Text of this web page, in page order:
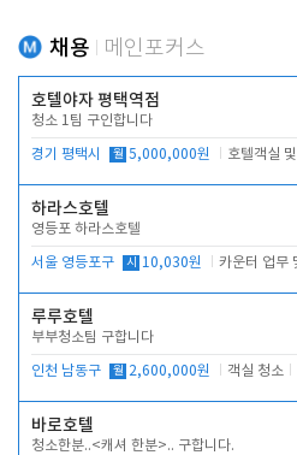
채용 메인포커스
호텔야자 평택역점
청소 1팀 구인합니다
경기 평택시 월 5,000,000원
하라스호텔
영등포 하라스호텔
서울 영등포구 시 10,030원
루루호텔
부부청소팀 구합니다
인천 남동구 월 2,600,000원 객실 청소
바로호텔
청소한분..<캐셔 한분>.. 구합니다.